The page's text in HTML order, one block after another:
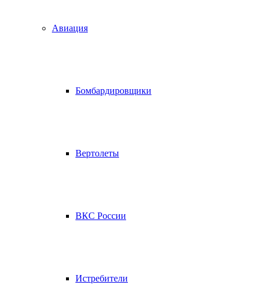
Авиация
Бомбардировщики
Вертолеты
ВКС России
Истребители